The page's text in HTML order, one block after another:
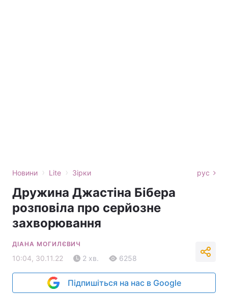
Новини › Lite › Зірки рус
Дружина Джастіна Бібера
розповіла про серйозне
захворювання
ДІАНА МОГИЛЄВИЧ
10:04, 30.11.22 2 хв. 6258
Підпишіться на нас в Google